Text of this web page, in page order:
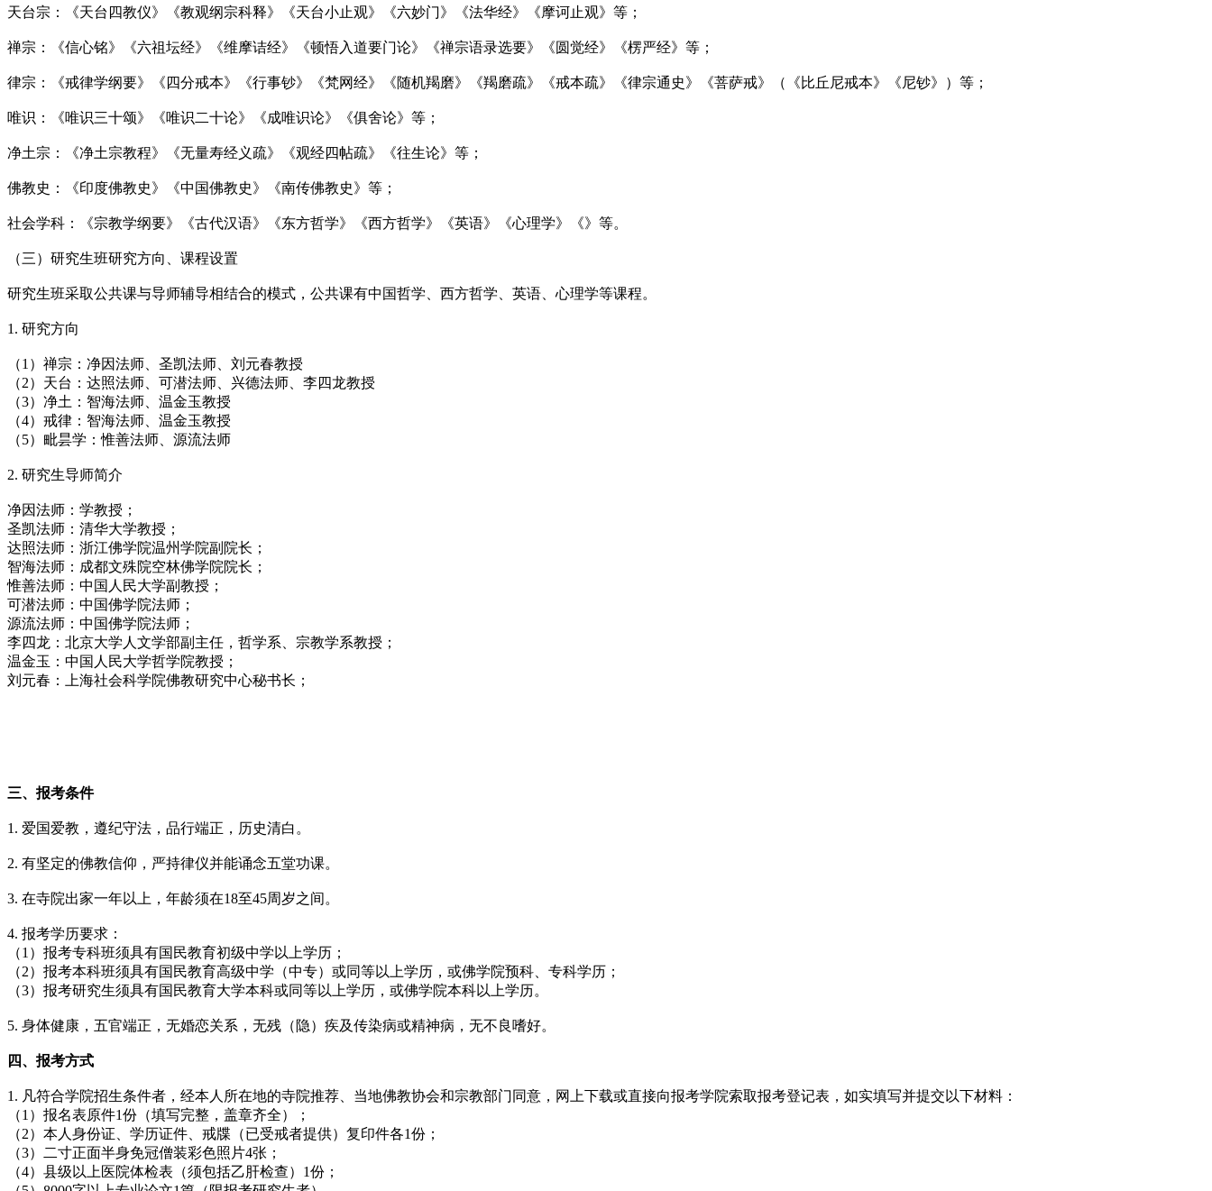
天台宗：《天台四教仪》《教观纲宗科释》《天台小止观》《六妙门》《法华经》《摩诃止观》等；
禅宗：《信心铭》《六祖坛经》《维摩诘经》《顿悟入道要门论》《禅宗语录选要》《圆觉经》《楞严经》等；
律宗：《戒律学纲要》《四分戒本》《行事钞》《梵网经》《随机羯磨》《羯磨疏》《戒本疏》《律宗通史》《菩萨戒》（《比丘尼戒本》《尼钞》）等；
唯识：《唯识三十颂》《唯识二十论》《成唯识论》《俱舍论》等；
净土宗：《净土宗教程》《无量寿经义疏》《观经四帖疏》《往生论》等；
佛教史：《印度佛教史》《中国佛教史》《南传佛教史》等；
社会学科：《宗教学纲要》《古代汉语》《东方哲学》《西方哲学》《英语》《心理学》《》等。
（三）研究生班研究方向、课程设置
研究生班采取公共课与导师辅导相结合的模式，公共课有中国哲学、西方哲学、英语、心理学等课程。
1. 研究方向
（1）禅宗：净因法师、圣凯法师、刘元春教授
（2）天台：达照法师、可潜法师、兴德法师、李四龙教授
（3）净土：智海法师、温金玉教授
（4）戒律：智海法师、温金玉教授
（5）毗昙学：惟善法师、源流法师
2. 研究生导师简介
净因法师：学教授；
圣凯法师：清华大学教授；
达照法师：浙江佛学院温州学院副院长；
智海法师：成都文殊院空林佛学院院长；
惟善法师：中国人民大学副教授；
可潜法师：中国佛学院法师；
源流法师：中国佛学院法师；
李四龙：北京大学人文学部副主任，哲学系、宗教学系教授；
温金玉：中国人民大学哲学院教授；
刘元春：上海社会科学院佛教研究中心秘书长；
三、报考条件
1. 爱国爱教，遵纪守法，品行端正，历史清白。
2. 有坚定的佛教信仰，严持律仪并能诵念五堂功课。
3. 在寺院出家一年以上，年龄须在18至45周岁之间。
4. 报考学历要求：
（1）报考专科班须具有国民教育初级中学以上学历；
（2）报考本科班须具有国民教育高级中学（中专）或同等以上学历，或佛学院预科、专科学历；
（3）报考研究生须具有国民教育大学本科或同等以上学历，或佛学院本科以上学历。
5. 身体健康，五官端正，无婚恋关系，无残（隐）疾及传染病或精神病，无不良嗜好。
四、报考方式
1. 凡符合学院招生条件者，经本人所在地的寺院推荐、当地佛教协会和宗教部门同意，网上下载或直接向报考学院索取报考登记表，如实填写并提交以下材料：
（1）报名表原件1份（填写完整，盖章齐全）；
（2）本人身份证、学历证件、戒牒（已受戒者提供）复印件各1份；
（3）二寸正面半身免冠僧装彩色照片4张；
（4）县级以上医院体检表（须包括乙肝检查）1份；